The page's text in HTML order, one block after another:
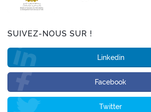
SUIVEZ-NOUS SUR !
Linkedin
Facebook
Twitter